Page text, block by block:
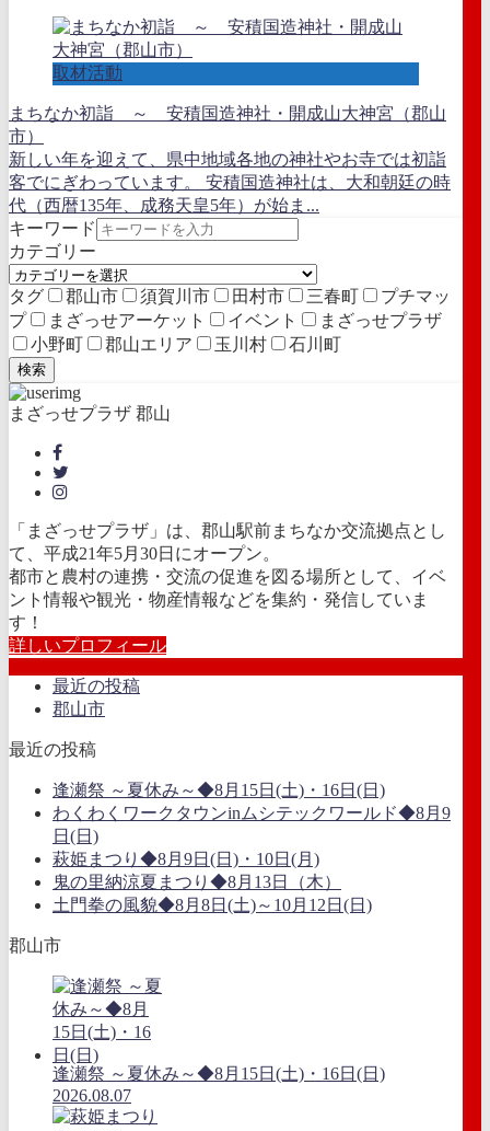
取材活動
まちなか初詣 ～ 安積国造神社・開成山大神宮（郡山
市）
新しい年を迎えて、県中地域各地の神社やお寺では初詣
客でにぎわっています。 安積国造神社は、大和朝廷の時
代（西暦135年、成務天皇5年）が始ま...
キーワード
カテゴリー
タグ 郡山市 須賀川市 田村市 三春町
プチマッ
プ
まざっせアーケット イベント
まざっせプラザ
小野町
郡山エリア 玉川村 石川町
検索
まざっせプラザ 郡山
「まざっせプラザ」は、郡山駅前まちなか交流拠点とし
て、平成21年5月30日にオープン。
都市と農村の連携・交流の促進を図る場所として、イベ
ント情報や観光・物産情報などを集約・発信していま
す！
詳しいプロフィール
最近の投稿
郡山市
最近の投稿
逢瀬祭 ～夏休み～◆8月15日(土)・16日(日)
わくわくワークタウンinムシテックワールド◆8月9
日(日)
萩姫まつり◆8月9日(日)・10日(月)
鬼の里納涼夏まつり◆8月13日（木）
土門拳の風貌◆8月8日(土)～10月12日(日)
郡山市
逢瀬祭 ～夏休み～◆8月15日(土)・16日(日)
2026.08.07